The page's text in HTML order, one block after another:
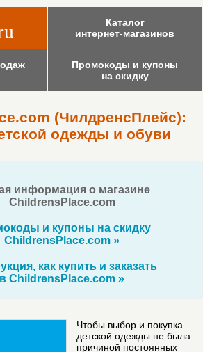
Каталог
интернет-магазинов
Промокоды и купоны
на скидку
(ЧилдренсПлейс):
одежды и обуви
информация о магазине
ChildrensPlace.com
и купоны на скидку
ChildrensPlace.com »
как купить и заказать
в ChildrensPlace.com »
Чтобы выбор и покупка
детской одежды не была
причиной постоянных